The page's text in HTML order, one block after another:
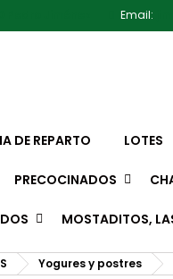
Email:
DE REPARTO LOTES
PRECOCINADOS
MOSTADITOS,
Yogures y postres